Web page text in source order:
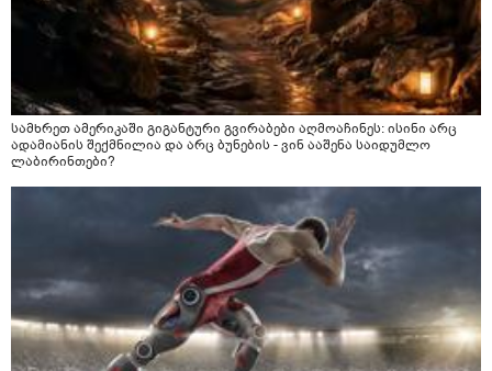
სამხრეთ ამერიკაში გიგანტური გვირაბები აღმოაჩინეს: ისინი არც
ადამიანის შექმნილია და არც ბუნების - ვინ ააშენა საიდუმლო
ლაბირინთები?